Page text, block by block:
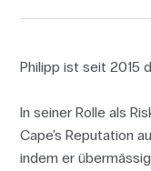
Philipp ist seit 2015
In seiner Rolle als
Cape's Reputation
indem er